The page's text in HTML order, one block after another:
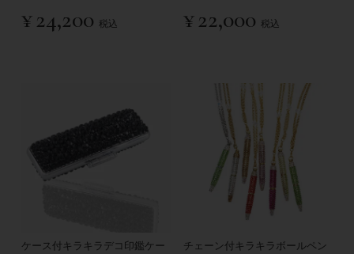
¥24,200 税込 ¥22,000 税込
ケース付キラキラデコ印鑑ケー
チェーン付キラキラボールペン